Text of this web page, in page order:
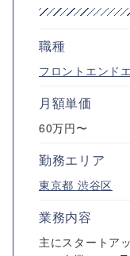
職種
フロントエンド
月額単価
60万円〜
勤務エリア
東京都 渋谷区
業務内容
主にスタートア